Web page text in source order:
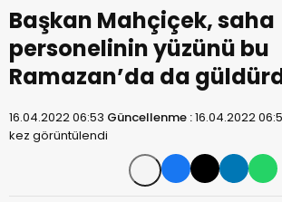
güldürdü.
Başkan Mahçiçek, saha
personelinin yüzünü bu
Ramazan’da da
16.04.2022 06:53 Güncellenme :16.04.2022
kez görüntülendi